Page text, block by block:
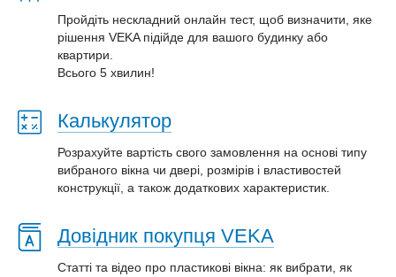
Пройдіть нескладний онлайн тест, щоб визначити, яке
рішення VEKA підійде для вашого будинку або
квартири.
Всього 5 хвилин!
Калькулятор
Розрахуйте вартість свого замовлення на основі типу
вибраного вікна чи двері, розмірів і властивостей
конструкції, а також додаткових характеристик.
Довідник покупця VEKA
Статті та відео про пластиковi вікна: як вибрати, як